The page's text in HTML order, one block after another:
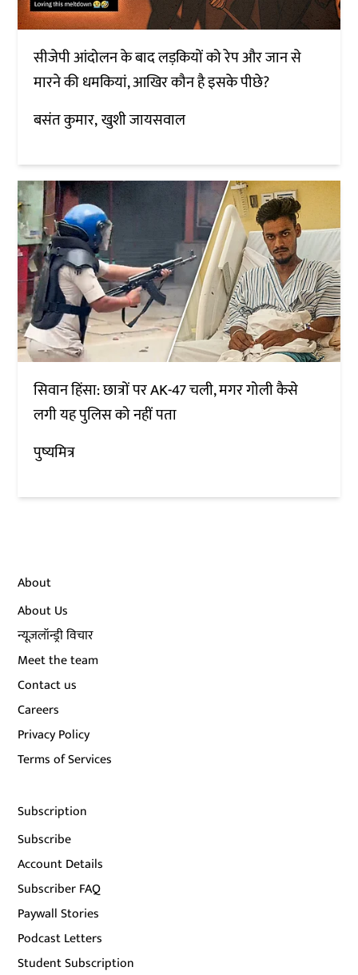
सीजेपी आंदोलन के बाद लड़कियों को रेप और जान से
मारने की धमकियां, आखिर कौन है इसके पीछे?
बसंत कुमार खुशी जायसवाल
सिवान हिंसा: छात्रों पर AK-47 चली, मगर गोली कैसे
लगी यह पुलिस को नहीं पता
पुष्यमित्र
About
About Us
न्यूज़लॉन्ड्री विचार
Meet the team
Contact us
Careers
Privacy Policy
Terms of Services
Subscription
Subscribe
Account Details
Subscriber FAQ
Paywall Stories
Podcast Letters
Student Subscription